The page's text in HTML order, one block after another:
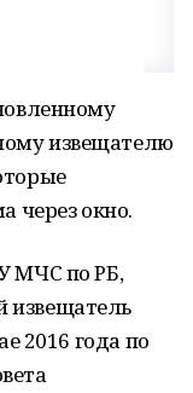
извещателю
через окно.
МЧС по РБ,
2016 года по